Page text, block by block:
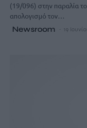
(19/096) στην παραλία
απολογισμό τον…
Newsroom 19